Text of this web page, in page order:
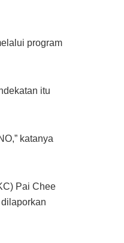
program
itu
katanya
Pai Chee